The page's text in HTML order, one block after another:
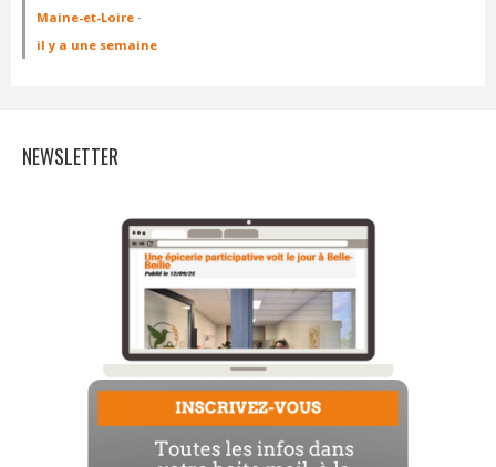
Maine-et-Loire ·
il y a une semaine
NEWSLETTER